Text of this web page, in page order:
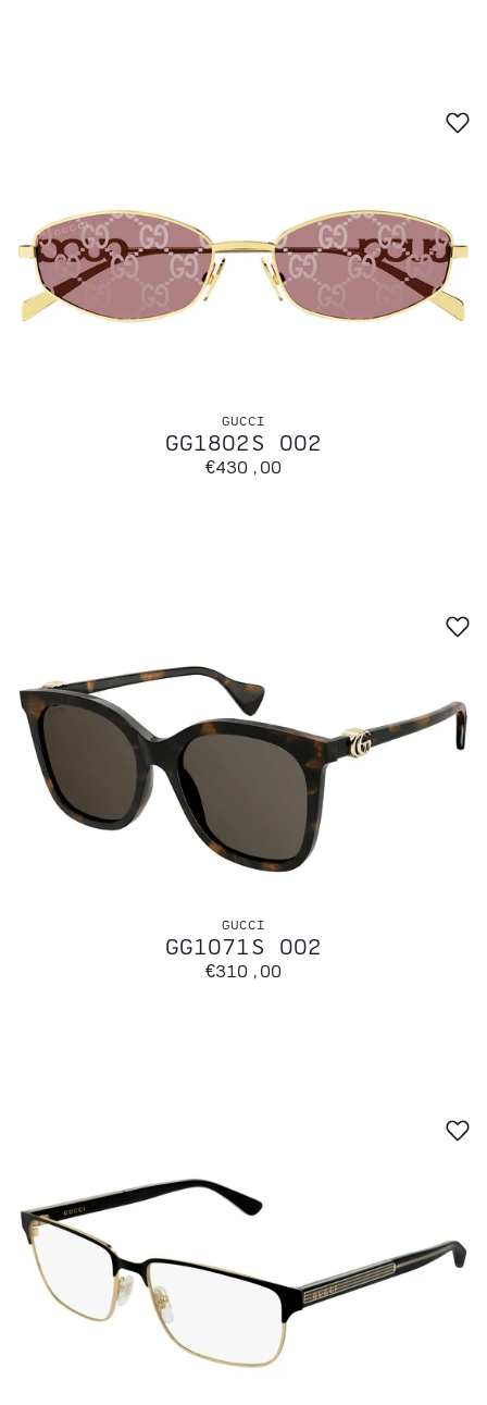
GUCCI
GG1802S 002
€430,00
GUCCI
GG1071S 002
€310,00